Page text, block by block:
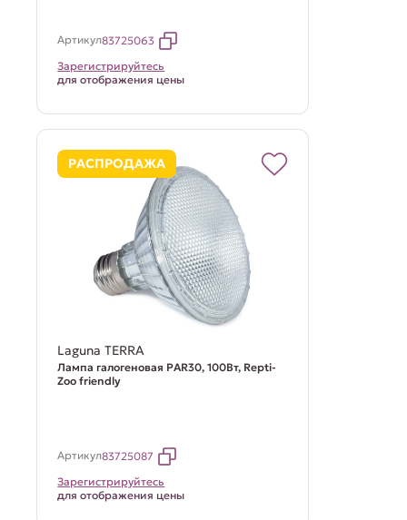
Артикул83725063
Зарегистрируйтесь
для отображения цены
РАСПРОДАЖА
Laguna TERRA
Лампа галогеновая PAR30, 100Вт, Repti-
Zoo friendly
Артикул83725087
Зарегистрируйтесь
для отображения цены